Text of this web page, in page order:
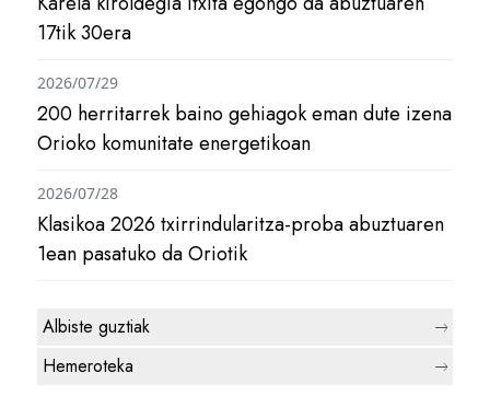
17tik 30era
200 herritarrek baino gehiagok eman dute izena
Orioko komunitate energetikoan
2026/07/29
Klasikoa 2026 txirrindularitza-proba abuztuaren
1ean pasatuko da Oriotik
2026/07/28
Albiste guztiak
Hemeroteka